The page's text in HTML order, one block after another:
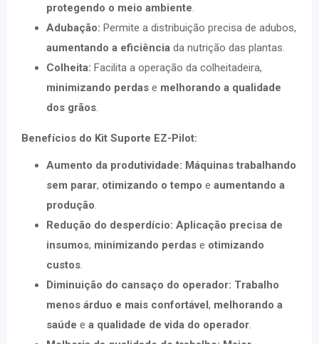
protegendo o meio ambiente.
Adubação: Permite a distribuição precisa de adubos,
aumentando a eficiência da nutrição das plantas.
Colheita: Facilita a operação da colheitadeira,
minimizando perdas e melhorando a qualidade
dos grãos.
Benefícios do Kit Suporte EZ-Pilot:
Aumento da produtividade: Máquinas trabalhando
sem parar, otimizando o tempo e aumentando a
produção.
Redução do desperdício: Aplicação precisa de
insumos, minimizando perdas e otimizando
custos.
Diminuição do cansaço do operador: Trabalho
menos árduo e mais confortável, melhorando a
saúde e a qualidade de vida do operador.